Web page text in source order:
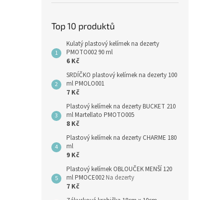
Top 10 produktů
Kulatý plastový kelímek na dezerty
PMOTO002 90 ml
6 Kč
SRDÍČKO plastový kelímek na dezerty 100
ml PMOLO001
7 Kč
Plastový kelímek na dezerty BUCKET 210
ml Martellato PMOTO005
8 Kč
Plastový kelímek na dezerty CHARME 180
ml
9 Kč
Plastový kelímek OBLOUČEK MENŠÍ 120
ml PMOCE002 Na dezerty
7 Kč